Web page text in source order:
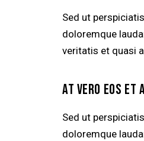
Sed ut
doloremque
veritatis et quasi
AT VERO EOS ET
Sed ut
doloremque